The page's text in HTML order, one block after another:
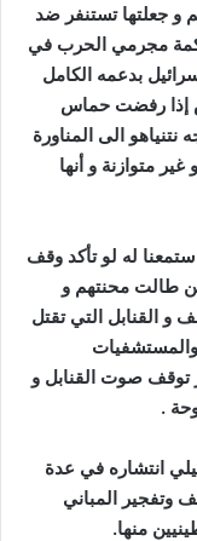
و جعلتها تستنفر ضد
مجرمي الحرب في
بدعمه الكامل
إذا رفضت حماس
الى المناورة
متوازنة و أنها
له لو تأكد وقف
طالت محنتهم و
و القنابل التي تقتل
والمستشفيات
توقف صوت القنابل و
.
انتشاره في عدة
وتفجير المباني
منها.